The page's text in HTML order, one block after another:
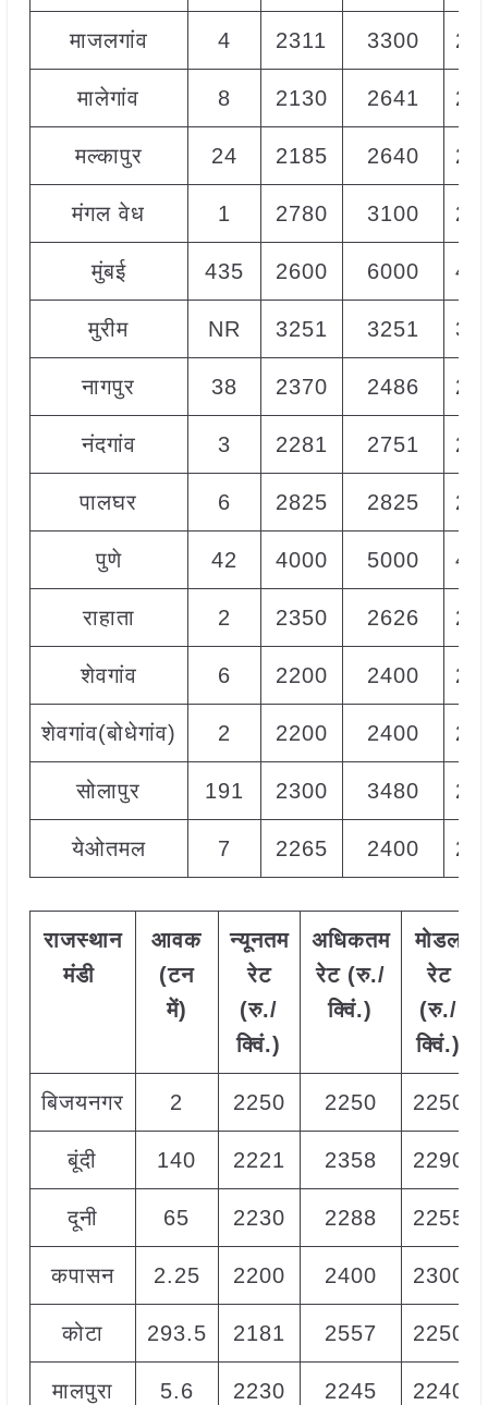
माजलगांव 4 2311 3300
मालेगांव 8 2130 2641
मल्कापुर 24 2185 2640
मंगल वेध 1 2780 3100
मुंबई 435 2600 6000
मुरीम NR 3251 3251
नागपुर 38 2370 2486
नंदगांव 3 2281 2751
पालघर 6 2825 2825
पुणे 42 4000 5000
राहाता 2 2350 2626
शेवगांव 6 2200 2400
शेवगांव(बोधेगांव) 2 2200 2400
सोलापुर 191 2300 3480
येओतमल 7 2265 2400
राजस्थान
मंडी
आवक
(टन
में)
न्यूनतम
रेट
(रु./
क्विं.)
अधिकतम
रेट (रु./
क्विं.)
मोडल
रेट
(रु./
क्विं.)
बिजयनगर 2 2250 2250 2250
बूंदी 140 2221 2358 2290
दूनी 65 2230 2288 2255
कपासन 2.25 2200 2400 2300
कोटा 293.5 2181 2557 2250
मालपुरा 5.6 2230 2245 2240